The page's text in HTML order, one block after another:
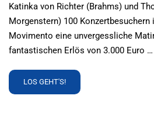
Katinka von Richter (Brahms) und
Morgenstern) 100
Movimento eine unvergessliche
fantastischen Erlös von 3.000 Euro …
READ
MORE
LOS GEHT'S!